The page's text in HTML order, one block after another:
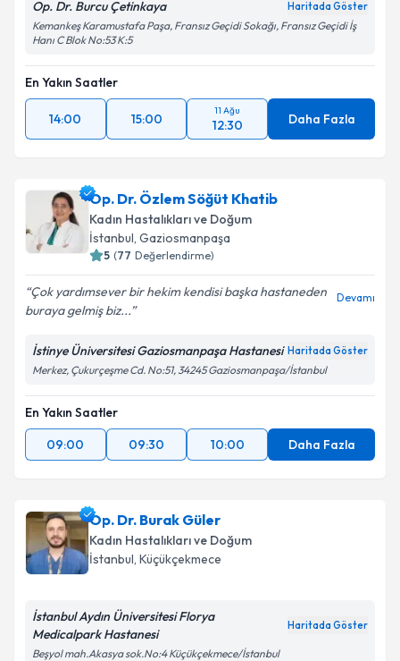
Op. Dr. Burcu Çetinkaya Haritada Göster
Kemankeş Karamustafa Paşa, Fransız Geçidi Sokağı, Fransız Geçidi İş
Hanı C Blok No:53 K:5
En Yakın Saatler
14:00 15:00
11 Ağu
12:30 Daha Fazla
Op. Dr. Özlem Söğüt Khatib
Kadın Hastalıkları ve Doğum
İstanbul, Gaziosmanpaşa
5 (77 Değerlendirme)
Çok yardımsever bir hekim kendisi başka hastaneden
buraya gelmiş biz...
Devamı
İstinye Üniversitesi Gaziosmanpaşa Hastanesi Haritada Göster
Merkez, Çukurçeşme Cd. No:51, 34245 Gaziosmanpaşa/İstanbul
En Yakın Saatler
09:00
09:30 10:00 Daha Fazla
Op. Dr. Burak Güler
Kadın Hastalıkları ve Doğum
İstanbul, Küçükçekmece
İstanbul Aydın Üniversitesi Florya
Medicalpark Hastanesi
Haritada Göster
Beşyol mah.Akasya sok.No:4 Küçükçekmece/İstanbul